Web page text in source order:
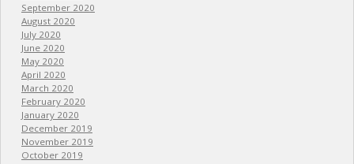
September 2020
August 2020
July 2020
June 2020
May 2020
April 2020
March 2020
February 2020
January 2020
December 2019
November 2019
October 2019